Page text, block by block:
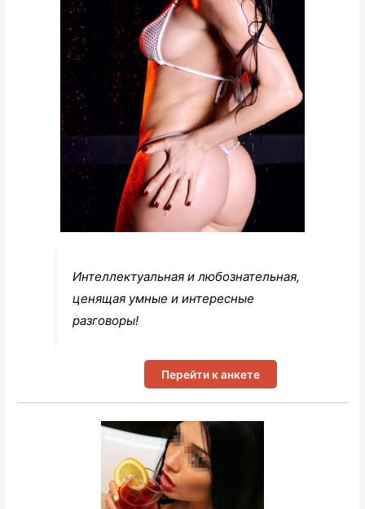
Интеллектуальная и любознательная,
ценящая умные и интересные
разговоры!
Перейти к анкете